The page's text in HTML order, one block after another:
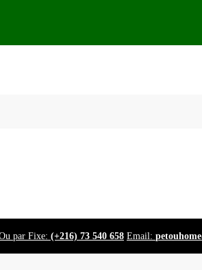
par Fixe: (+216) 73 540 658 Email: